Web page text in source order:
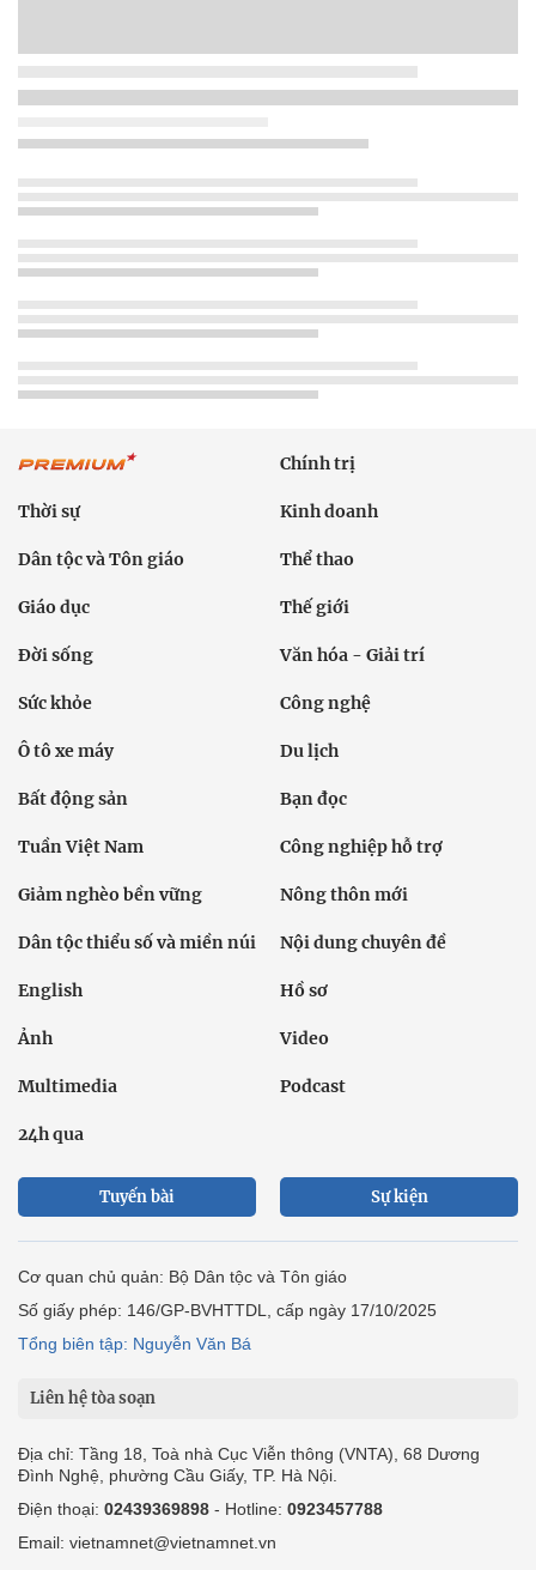
Chính trị
Thời sự Kinh doanh
Dân tộc và Tôn giáo Thể thao
Giáo dục Thế giới
Đời sống Văn hóa - Giải trí
Sức khỏe Công nghệ
Ô tô xe máy Du lịch
Bất động sản Bạn đọc
Tuần Việt Nam Công nghiệp hỗ trợ
Giảm nghèo bền vững Nông thôn mới
Dân tộc thiểu số và miền núi Nội dung chuyên đề
English Hồ sơ
Ảnh Video
Multimedia Podcast
24h qua
Tuyến bài Sự kiện
Cơ quan chủ quản: Bộ Dân tộc và Tôn giáo
Số giấy phép: 146/GP-BVHTTDL, cấp ngày 17/10/2025
Tổng biên tập: Nguyễn Văn Bá
Liên hệ tòa soạn
Địa chỉ: Tầng 18, Toà nhà Cục Viễn thông (VNTA), 68 Dương
Đình Nghệ, phường Cầu Giấy, TP. Hà Nội.
Điện thoại: 02439369898 - Hotline: 0923457788
Email: vietnamnet@vietnamnet.vn